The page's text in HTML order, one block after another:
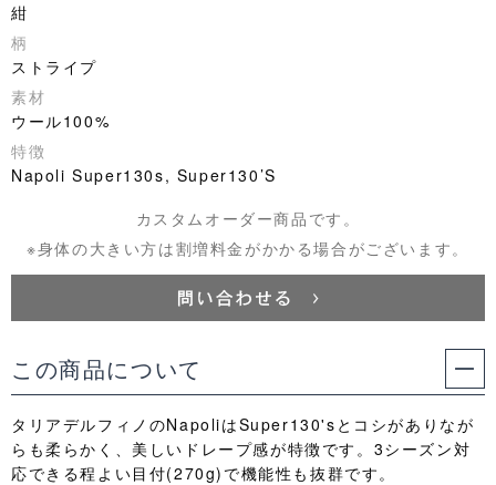
紺
柄
ストライプ
素材
ウール100%
特徴
Napoli Super130s, Super130’S
カスタムオーダー商品です。
※身体の大きい方は割増料金がかかる場合がございます。
この商品について
タリアデルフィノのNapoliはSuper130'sとコシがありなが
らも柔らかく、美しいドレープ感が特徴です。3シーズン対
応できる程よい目付(270g)で機能性も抜群です。